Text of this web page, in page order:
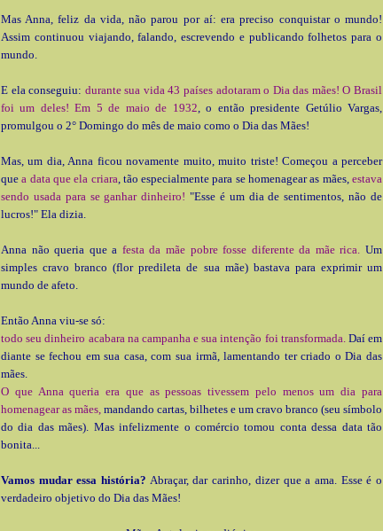
Mas Anna, feliz da vida, não parou por aí: era preciso conquistar o mundo!
Assim continuou viajando, falando, escrevendo e publicando folhetos para o
mundo.
E ela conseguiu: durante sua vida 43 países adotaram o Dia das mães! O Brasil
foi um deles! Em 5 de maio de 1932, o então presidente Getúlio Vargas,
promulgou o 2° Domingo do mês de maio como o Dia das Mães!
Mas, um dia, Anna ficou novamente muito, muito triste! Começou a perceber
quea data que ela criara, tão especialmente para se homenagear as mães,estava
sendo usada para se ganhar dinheiro! "Esse é um dia de sentimentos, não de
lucros!" Ela dizia.
Anna não queria que a festa da mãe pobre fosse diferente da mãe rica. Um
simples cravo branco (flor predileta de sua mãe) bastava para exprimir um
mundo de afeto.
Então Anna viu-se só:
todo seu dinheiro acabara na campanha e sua intenção foi transformada.Daí em
diante se fechou em sua casa, com sua irmã, lamentando ter criado o Dia das
mães.
O que Anna queria era que as pessoas tivessem pelo menos um dia para
homenagear as mães, mandando cartas, bilhetes e um cravo branco (seu símbolo
do dia das mães). Mas infelizmente o comércio tomou conta dessa data tão
bonita...
Vamos mudar essa história? Abraçar, dar carinho, dizer que a ama. Esse é o
verdadeiro objetivo do Dia das Mães!